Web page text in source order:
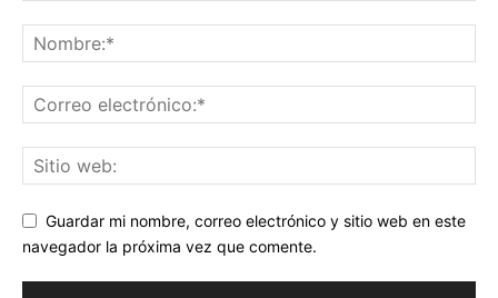
Guardar mi nombre, correo electrónico y sitio web en este
navegador la próxima vez que comente.